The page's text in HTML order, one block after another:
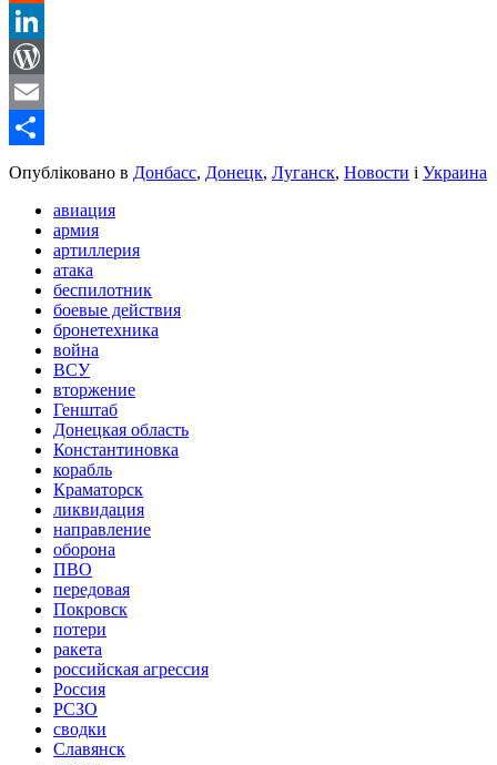
Reddit
LinkedIn
WordPress
Email
Share
Опубліковано в Донбасс, Донецк, Луганск, Новости і Украина
авиация
армия
артиллерия
атака
беспилотник
боевые действия
бронетехника
война
ВСУ
вторжение
Генштаб
Донецкая область
Константиновка
корабль
Краматорск
ликвидация
направление
оборона
ПВО
передовая
Покровск
потери
ракета
российская агрессия
Россия
РСЗО
сводки
Славянск